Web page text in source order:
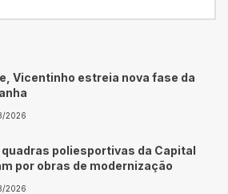
Vicentinho estreia nova fase da
2026
quadras poliesportivas da Capital
por obras de modernização
2026